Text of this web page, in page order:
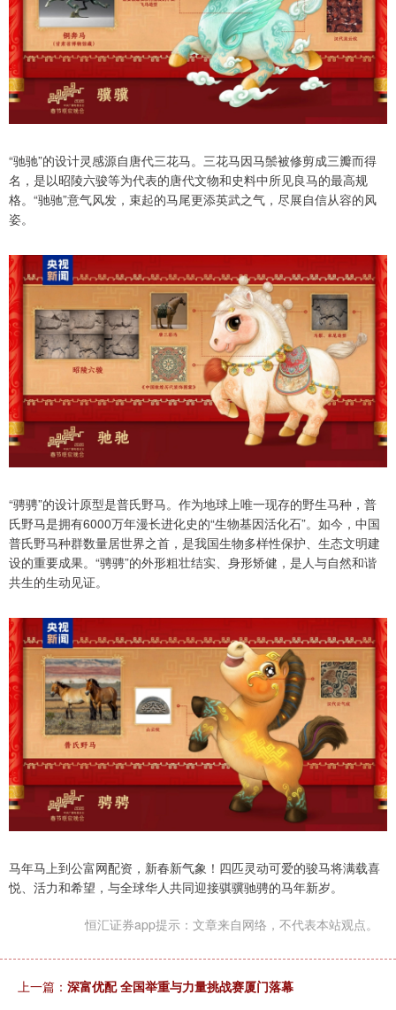
“驰驰”的设计灵感源自唐代三花马。三花马因马鬃被修剪成三瓣而得
名，是以昭陵六骏等为代表的唐代文物和史料中所见良马的最高规
格。“驰驰”意气风发，束起的马尾更添英武之气，尽展自信从容的风
姿。
“骋骋”的设计原型是普氏野马。作为地球上唯一现存的野生马种，普
氏野马是拥有6000万年漫长进化史的“生物基因活化石”。如今，中国
普氏野马种群数量居世界之首，是我国生物多样性保护、生态文明建
设的重要成果。“骋骋”的外形粗壮结实、身形矫健，是人与自然和谐
共生的生动见证。
马年马上到公富网配资，新春新气象！四匹灵动可爱的骏马将满载喜
悦、活力和希望，与全球华人共同迎接骐骥驰骋的马年新岁。
恒汇证券app提示：文章来自网络，不代表本站观点。
上一篇： 深富优配 全国举重与力量挑战赛厦门落幕